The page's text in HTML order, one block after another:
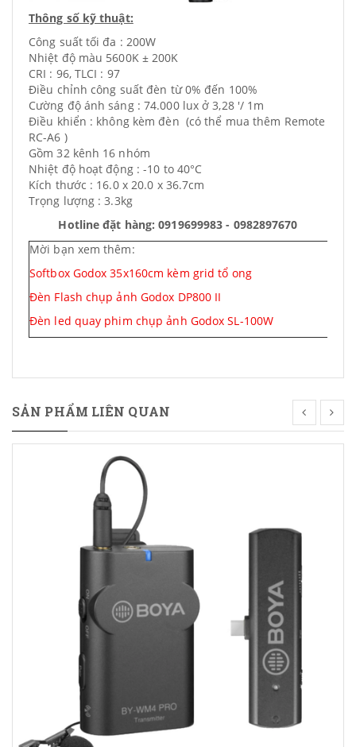
Thông số kỹ thuật:
Công suất tối đa : 200W
Nhiệt độ màu 5600K ± 200K
CRI : 96, TLCI : 97
Điều chỉnh công suất đèn từ 0% đến 100%
Cường độ ánh sáng : 74.000 lux ở 3,28 '/ 1m
Điều khiển : không kèm đèn (có thể mua thêm Remote
RC-A6 )
Gồm 32 kênh 16 nhóm
Nhiệt độ hoạt động : -10 to 40°C
Kích thước : 16.0 x 20.0 x 36.7cm
Trọng lượng : 3.3kg
Hotline đặt hàng: 0919699983 - 0982897670
Mời bạn xem thêm:
Softbox Godox 35x160cm kèm grid tổ ong
Đèn Flash chụp ảnh Godox DP800 II
Đèn led quay phim chụp ảnh Godox SL-100W
SẢN PHẨM LIÊN QUAN